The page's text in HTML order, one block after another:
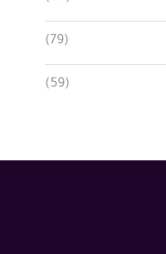
(79)
(59)